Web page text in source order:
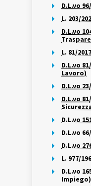
D.L.vo
L. 203/
D.L.vo
L. 81/
D.L.vo
Lavoro)
D.L.vo
D.L.vo
D.L.vo
D.L.vo
D.L.vo
L. 977/
D.L.vo
Impiego)